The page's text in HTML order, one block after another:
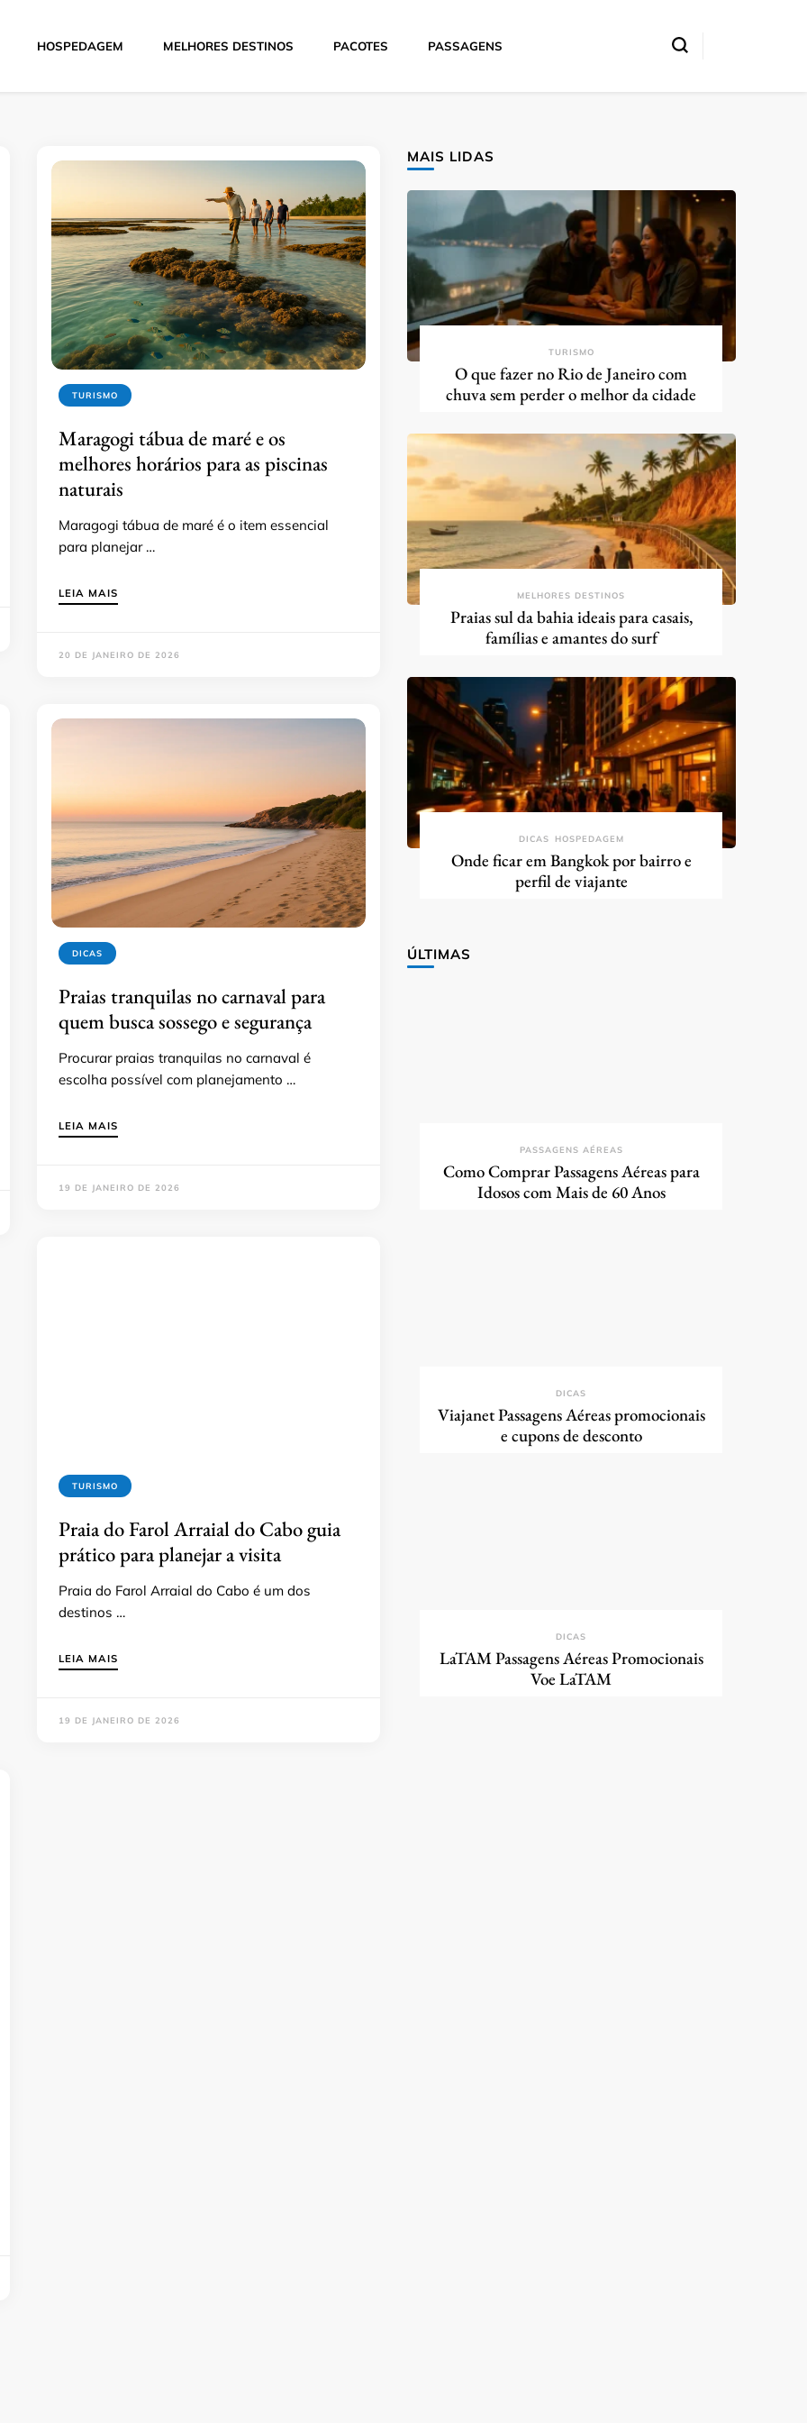
HOSPEDAGEM MELHORES DESTINOS PACOTES PASSAGENS
TURISMO
Maragogi tábua de maré e os
melhores horários para as piscinas
naturais
Maragogi tábua de maré é o item essencial
para planejar …
LEIA MAIS
20 DE JANEIRO DE 2026
DICAS
Praias tranquilas no carnaval para
quem busca sossego e segurança
Procurar praias tranquilas no carnaval é
escolha possível com planejamento …
LEIA MAIS
19 DE JANEIRO DE 2026
TURISMO
Praia do Farol Arraial do Cabo guia
prático para planejar a visita
Praia do Farol Arraial do Cabo é um dos
destinos …
LEIA MAIS
19 DE JANEIRO DE 2026
MAIS LIDAS
TURISMO
O que fazer no Rio de Janeiro com
chuva sem perder o melhor da cidade
MELHORES DESTINOS
Praias sul da bahia ideais para casais,
famílias e amantes do surf
DICAS HOSPEDAGEM
Onde ficar em Bangkok por bairro e
perfil de viajante
ÚLTIMAS
PASSAGENS AÉREAS
Como Comprar Passagens Aéreas para
Idosos com Mais de 60 Anos
DICAS
Viajanet Passagens Aéreas promocionais
e cupons de desconto
DICAS
LaTAM Passagens Aéreas Promocionais
Voe LaTAM